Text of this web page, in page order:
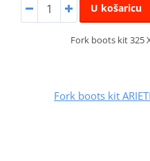
U košaricu
Fork boots kit 325
Fork boots kit